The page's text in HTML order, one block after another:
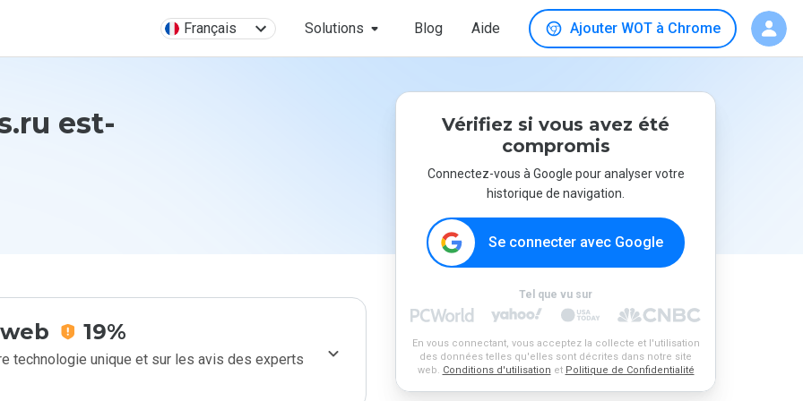
Français Solutions Blog Aide Ajouter WOT à Chrome
est-
19%
technologie unique et sur les avis des experts
Vérifiez si vous avez été
compromis
Connectez-vous à Google pour analyser votre
historique de navigation.
Se connecter avec Google
Tel que vu sur
En vous connectant, vous acceptez la collecte et l'utilisation
des données telles qu'elles sont décrites dans notre site
web. Conditions d'utilisation et Politique de Confidentialité